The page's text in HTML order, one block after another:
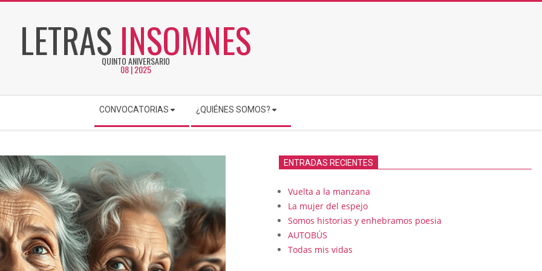
LETRAS INSOMNES
QUINTO ANIVERSARIO
08 | 2025
CONVOCATORIAS ¿QUIÉNES SOMOS?
ENTRADAS RECIENTES
Vuelta a la manzana
La mujer del espejo
Somos historias y enhebramos poesia
AUTOBÚS
Todas mis vidas